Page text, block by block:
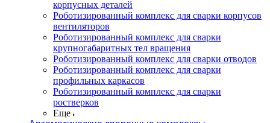
корпусных деталей
Роботизированный комплекс для сварки корпусов
вентиляторов
Роботизированный комплекс для сварки
крупногабаритных тел вращения
Роботизированный комплекс для сварки отводов
Роботизированный комплекс для сварки
профильных каркасов
Роботизированный комплекс для сварки
ростверков
Еще